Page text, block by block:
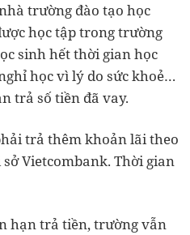
trường đào tạo học
học tập trong trường
sinh hết thời gian học
học vì lý do sức khoẻ…
trả số tiền đã vay.
trả thêm khoản lãi theo
Vietcombank. Thời gian
hạn trả tiền, trường vẫn